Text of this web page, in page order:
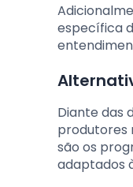
específica
Diante das
produtores
são os
adaptados